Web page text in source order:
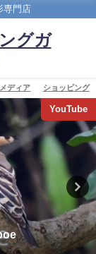
専門店
グガ
メディア ショッピング
YouTube